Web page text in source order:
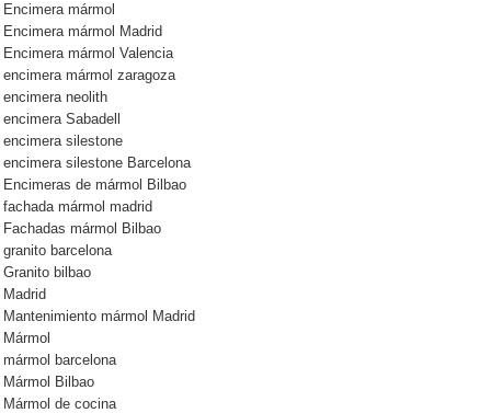
Encimera mármol
Encimera mármol Madrid
Encimera mármol Valencia
encimera mármol zaragoza
encimera neolith
encimera Sabadell
encimera silestone
encimera silestone Barcelona
Encimeras de mármol Bilbao
fachada mármol madrid
Fachadas mármol Bilbao
granito barcelona
Granito bilbao
Madrid
Mantenimiento mármol Madrid
Mármol
mármol barcelona
Mármol Bilbao
Mármol de cocina